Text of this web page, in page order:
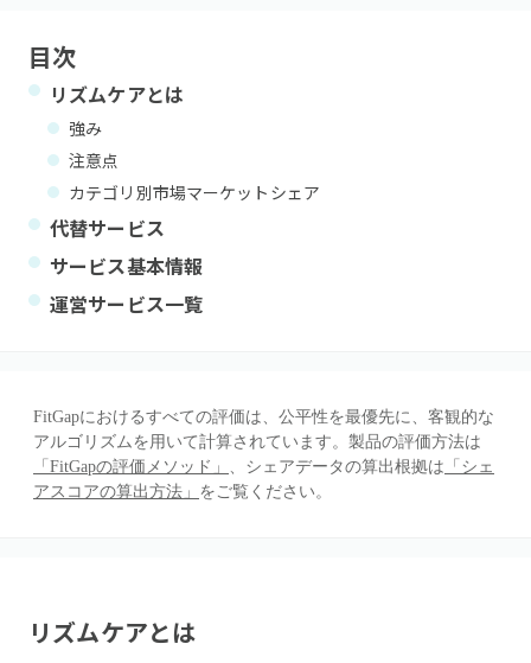
目次
リズムケアとは
強み
注意点
カテゴリ別市場マーケットシェア
代替サービス
サービス基本情報
運営サービス一覧
FitGapにおけるすべての評価は、公平性を最優先に、客観的な
アルゴリズムを用いて計算されています。製品の評価方法は
「FitGapの評価メソッド」 、シェアデータの算出根拠は 「シェ
アスコアの算出方法」 をご覧ください。
リズムケアとは